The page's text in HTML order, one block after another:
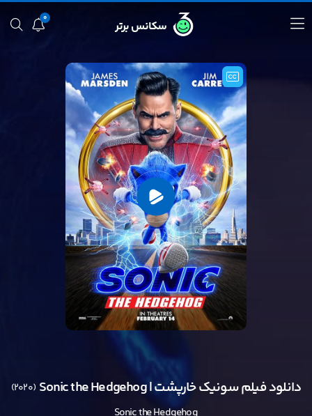
0
سکانس برتر
دانلود فیلم سونیک خارپشت | Sonic the Hedgehog (2020)